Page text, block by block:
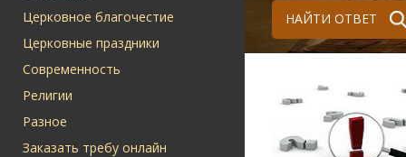
Церковное благочестие
Церковные праздники
Современность
Религии
Разное
Заказать требу онлайн
НАЙТИ ОТВЕТ